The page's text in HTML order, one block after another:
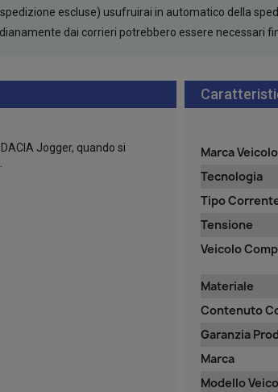
escluse) usufruirai in automatico della
dai corrieri potrebbero essere necessari
Jogger, quando si
Marca Veicolo
Tecnologia
Tipo
Tensione
Veicolo
Materiale
Contenuto
Garanzia
Marca
Modello